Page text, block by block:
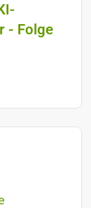
- Folge